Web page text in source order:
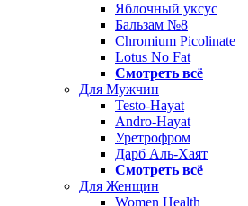
Яблочный уксус
Бальзам №8
Chromium Picolinate
Lotus No Fat
Смотреть всё
Для Мужчин
Testo-Hayat
Andro-Hayat
Уретрофром
Дарб Аль-Хаят
Смотреть всё
Для Женщин
Women Health